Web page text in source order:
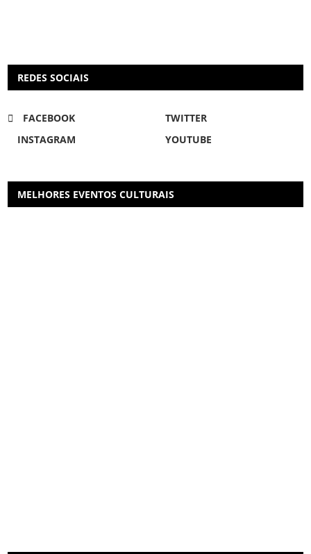
REDES SOCIAIS
FACEBOOK
TWITTER
INSTAGRAM
YOUTUBE
MELHORES EVENTOS CULTURAIS